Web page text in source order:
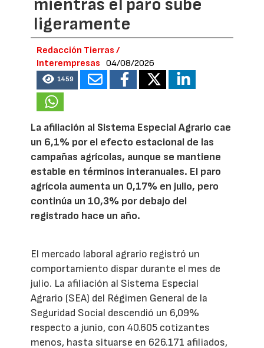
mientras el paro sube
ligeramente
Redacción Tierras /
Interempresas
04/08/2026
1459
La afiliación al Sistema Especial Agrario cae
un 6,1% por el efecto estacional de las
campañas agrícolas, aunque se mantiene
estable en términos interanuales. El paro
agrícola aumenta un 0,17% en julio, pero
continúa un 10,3% por debajo del
registrado hace un año.
El mercado laboral agrario registró un
comportamiento dispar durante el mes de
julio. La afiliación al Sistema Especial
Agrario (SEA) del Régimen General de la
Seguridad Social descendió un 6,09%
respecto a junio, con 40.605 cotizantes
menos, hasta situarse en 626.171 afiliados,